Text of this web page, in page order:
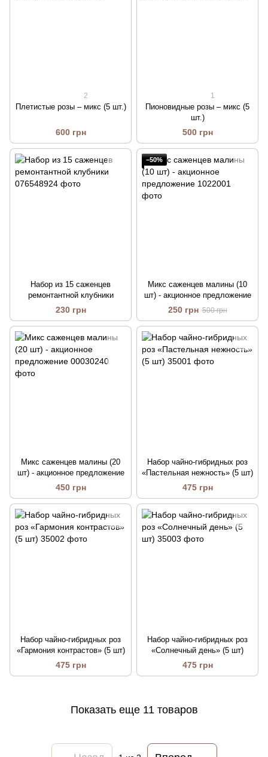
2
Плетистые розы – микс (5 шт.)
600 грн
1
Пионовидные розы – микс (5
шт.)
500 грн
Набор из 15 саженцев
ремонтантной клубники
230 грн
−50%
Микс саженцев малины (10
шт) - акционное предложение
250 грн 500 грн
Микс саженцев малины (20
шт) - акционное предложение
450 грн
Набор чайно-гибридных роз
«Пастельная нежность» (5 шт)
475 грн
Набор чайно-гибридных роз
«Гармония контрастов» (5 шт)
475 грн
Набор чайно-гибридных роз
«Солнечный день» (5 шт)
475 грн
Показать еще 11 товаров